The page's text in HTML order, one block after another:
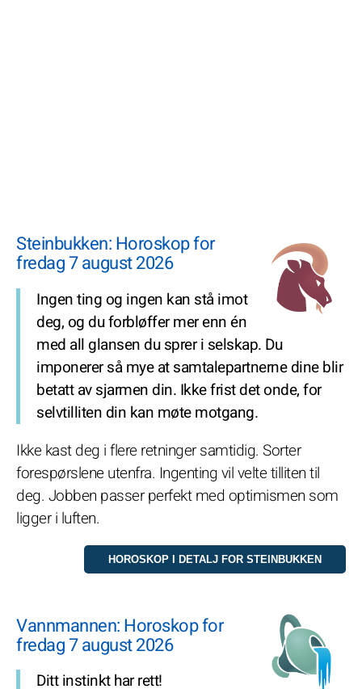
Steinbukken: Horoskop for
fredag 7 august 2026
Ingen ting og ingen kan stå imot
deg, og du forbløffer mer enn én
med all glansen du sprer i selskap. Du
imponerer så mye at samtalepartnerne dine blir
betatt av sjarmen din. Ikke frist det onde, for
selvtilliten din kan møte motgang.
Ikke kast deg i flere retninger samtidig. Sorter
forespørslene utenfra. Ingenting vil velte tilliten til
deg. Jobben passer perfekt med optimismen som
ligger i luften.
Vannmannen: Horoskop for
fredag 7 august 2026
Ditt instinkt har rett!